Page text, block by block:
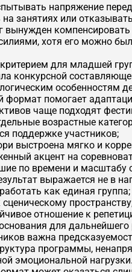
напряжение
занятиях или
вынужден
хотя его можно
для младшей
конкурсной
особенностям
формат помогает
чаще подходят
возрастные
поддержке участников;
выстроена мягко и
акцент на
по времени и масштабу
выражается не в
как единая группа;
отношение к
для
важна
программы,
эмоциональной нагрузки.